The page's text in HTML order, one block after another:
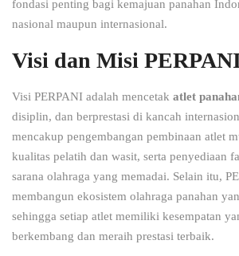
fondasi penting bagi kemajuan panahan
nasional maupun internasional.
Visi dan Misi
Visi PERPANI adalah mencetak atlet
disiplin, dan berprestasi di kancah
mencakup pengembangan pembinaan atlet
kualitas pelatih dan wasit, serta penyediaan
sarana olahraga yang memadai. Selain itu,
membangun ekosistem olahraga panahan
sehingga setiap atlet memiliki kesempatan
berkembang dan meraih prestasi terbaik.